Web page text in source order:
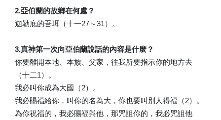
2.亞伯蘭的故鄉在何處？
迦勒底的吾珥（十一27～31）。
3.真神第一次向亞伯蘭說話的內容是什麼？
你要離開本地、本族、父家，往我所要指示你的地方去
（十二1）。
我必叫你成為大國（2）。
我必賜福給你，叫你的名為大，你也要叫別人得福（2）。
為你祝福的，我必賜福與他，那咒詛你的，我必咒詛他